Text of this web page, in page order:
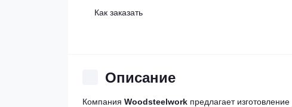
Как заказать
Описание
Компания Woodsteelwork предлагает изготовление